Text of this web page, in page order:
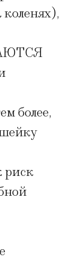
более,
риск